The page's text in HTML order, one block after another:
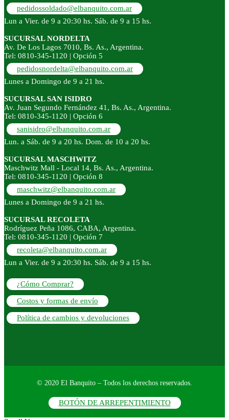
pedidossoldado@elbanquito.com.ar
Lun a Vier. de 9 a 20:30 hs. Sáb. de 9 a 15 hs.
SUCURSAL NORDELTA
Av. De Los Lagos 7010, Bs. As., Argentina.
Tel: 0810-345-1120 | Opción 5
pedidosnordelta@elbanquito.com.ar
Lunes a Domingo de 9 a 21 hs.
SUCURSAL SAN ISIDRO
Av. Juan Segundo Fernández 41, Bs. As., Argentina.
Tel: 0810-345-1120 | Opción 6
sanisidro@elbanquito.com.ar
Lun. a Sáb. de 9 a 20 hs. Dom. de 10 a 20 hs.
SUCURSAL MASCHWITZ
Maschwitz Mall - Local 14, Bs. As., Argentina.
Tel: 0810-345-1120 | Opción 8
maschwitz@elbanquito.com.ar
Lunes a Domingo de 9 a 21 hs.
SUCURSAL RECOLETA
Rodríguez Peña 1086, CABA, Argentina.
Tel: 0810-345-1120 | Opción 7
recoleta@elbanquito.com.ar
Lun a Vier. de 9 a 20:30 hs. Sáb. de 9 a 15 hs.
¿Cómo Comprar?
Costos y formas de envío
Política de cambios y devoluciones
© 2020 El Banquito – Todos los derechos reservados.
BOTÓN DE ARREPENTIMIENTO